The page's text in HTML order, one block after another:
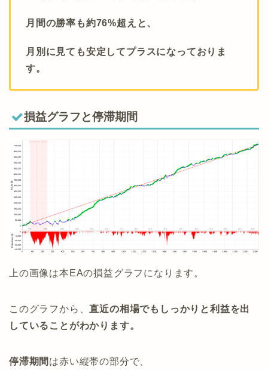
月間の勝率も約76%超えと、
月別に見ても安定してプラスになっておりま
す。
損益グラフと停滞期間
上の画像は本EAの損益グラフになります。
このグラフから、直近の相場でもしっかりと利益を出
していることがわかります。
停滞期間 は赤い縦帯の部分で、